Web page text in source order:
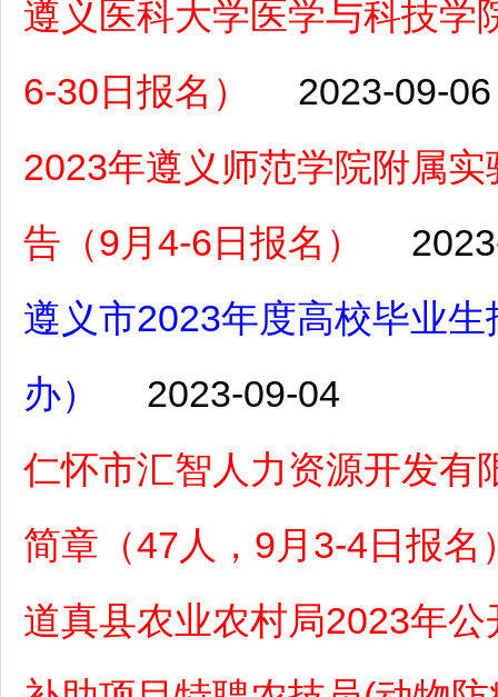
遵义医科大学医学与科技学
6-30日报名）
2023-09-06
2023年遵义师范学院附属
告（9月4-6日报名）
遵义市2023年度高校毕业
办）
2023-09-04
仁怀市汇智人力资源开发有
简章（47人，9月3-4日报名
道真县农业农村局2023年